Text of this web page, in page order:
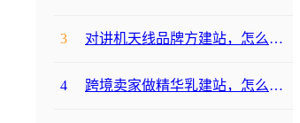
3 对讲机天线品牌方建站，怎么降低成本啊？
4 跨境卖家做精华乳建站，怎么选合适提升转化？